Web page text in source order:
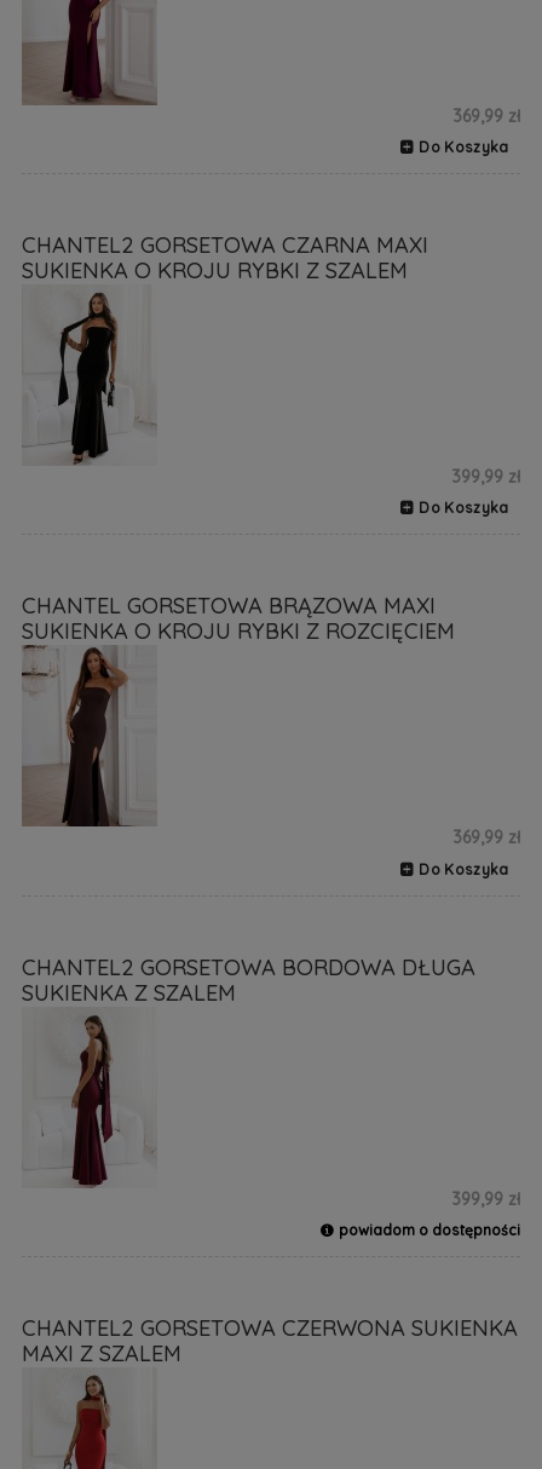
369,99 zł
Do Koszyka
CHANTEL2 GORSETOWA CZARNA MAXI
SUKIENKA O KROJU RYBKI Z SZALEM
399,99 zł
Do Koszyka
CHANTEL GORSETOWA BRĄZOWA MAXI
SUKIENKA O KROJU RYBKI Z ROZCIĘCIEM
369,99 zł
Do Koszyka
CHANTEL2 GORSETOWA BORDOWA DŁUGA
SUKIENKA Z SZALEM
399,99 zł
powiadom o dostępności
CHANTEL2 GORSETOWA CZERWONA SUKIENKA
MAXI Z SZALEM